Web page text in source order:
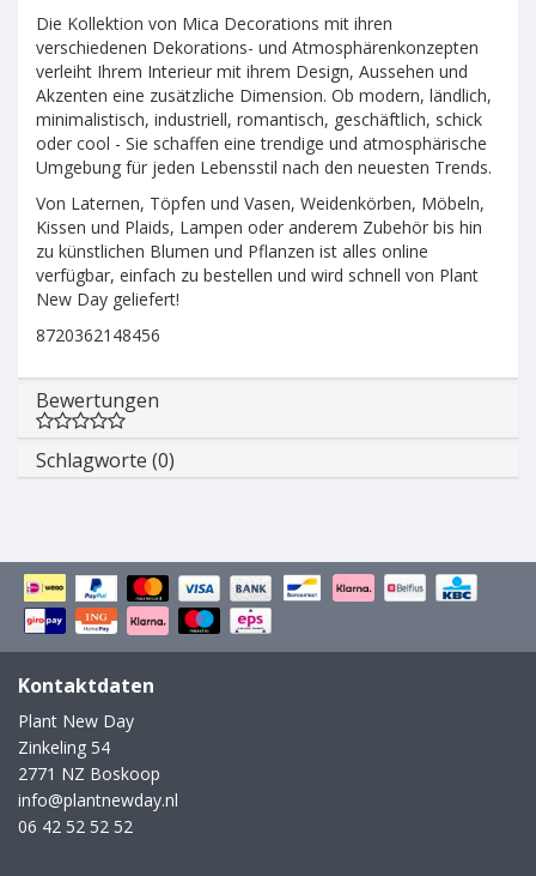
Die Kollektion von Mica Decorations mit ihren
verschiedenen Dekorations- und Atmosphärenkonzepten
verleiht Ihrem Interieur mit ihrem Design, Aussehen und
Akzenten eine zusätzliche Dimension. Ob modern, ländlich,
minimalistisch, industriell, romantisch, geschäftlich, schick
oder cool - Sie schaffen eine trendige und atmosphärische
Umgebung für jeden Lebensstil nach den neuesten Trends.
Von Laternen, Töpfen und Vasen, Weidenkörben, Möbeln,
Kissen und Plaids, Lampen oder anderem Zubehör bis hin
zu künstlichen Blumen und Pflanzen ist alles online
verfügbar, einfach zu bestellen und wird schnell von Plant
New Day geliefert!
8720362148456
Bewertungen
Schlagworte (0)
Kontaktdaten
Plant New Day
Zinkeling 54
2771 NZ Boskoop
info@plantnewday.nl
06 42 52 52 52